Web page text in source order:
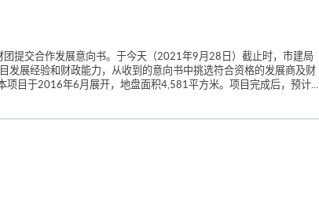
提交合作发展意向书。于今天（2021年9月28日）截止时，市建局
展经验和财政能力，从收到的意向书中挑选符合资格的发展商及财
目于2016年6月展开，地盘面积4,581平方米。项目完成后，预计...